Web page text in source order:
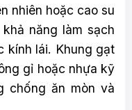
nhiên hoặc cao su
năng làm sạch
kính lái. Khung gạt
gỉ hoặc nhựa kỹ
chống ăn mòn và